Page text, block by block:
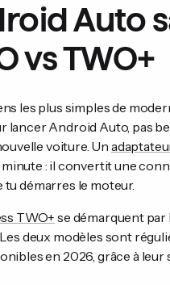
Auto
vs TWO+
les plus simples de
lancer Android Auto, pas
voiture. Un
: il convertit une
démarres le moteur.
TWO+ se démarquent par
deux modèles sont
en 2026, grâce à leur